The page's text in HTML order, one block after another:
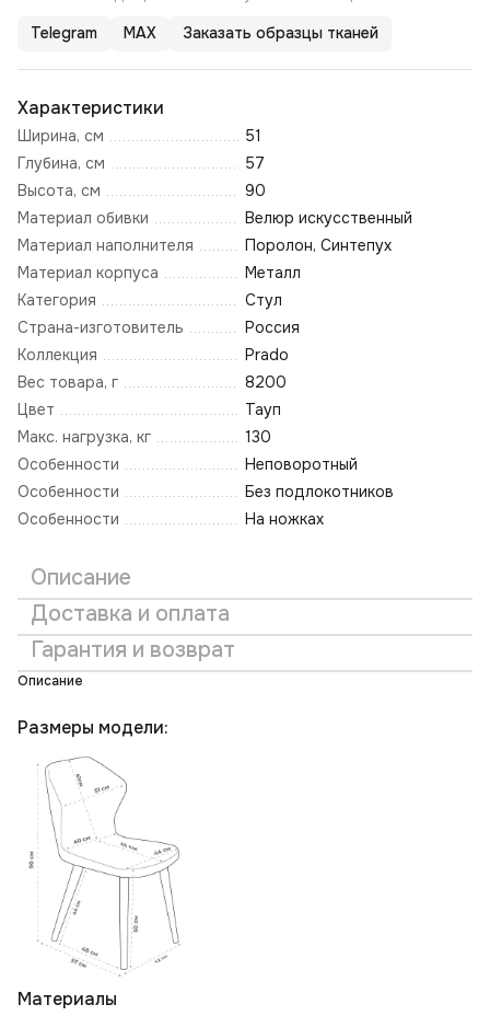
Telegram MAX Заказать образцы тканей
Характеристики
Ширина, см
51
Глубина, см
57
Высота, см
90
Материал обивки
Велюр искусственный
Материал наполнителя
Поролон, Синтепух
Материал корпуса
Металл
Категория
Стул
Страна-изготовитель
Россия
Коллекция
Prado
Вес товара, г
8200
Цвет
Тауп
Макс. нагрузка, кг
130
Особенности
Неповоротный
Особенности
Без подлокотников
Особенности
На ножках
Описание
Доставка и оплата
Гарантия и возврат
Описание
Размеры модели:
Материалы